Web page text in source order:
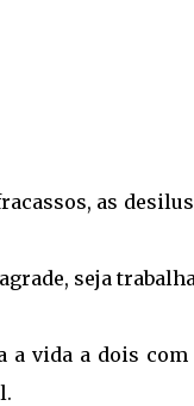
as
seja
a vida a dois com